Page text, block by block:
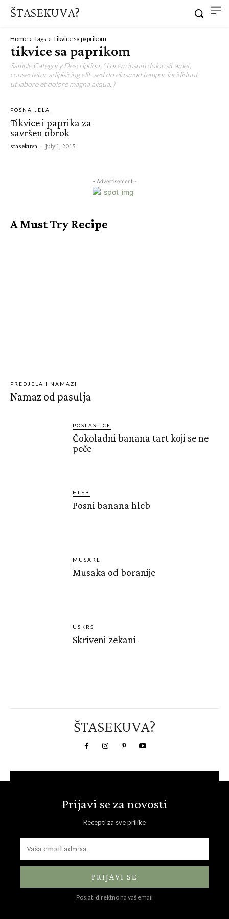
ŠTASEKUVA?
Home Tags Tikvice sa paprikom
tikvice sa paprikom
Sample Category Description. ( Lorem ipsum dolor sit amet,
consectetur adipisicing elit, sed do eiusmod tempor incididunt
ut labore et dolore magna aliqua. )
POSNA JELA
Tikvice i paprika za
savršen obrok
stasekuva - July 1, 2015
- Advertisement -
A Must Try Recipe
PREDJELA I NAMAZI
Namaz od pasulja
POSLASTICE
Čokoladni banana tart koji se ne
peče
HLEB
Posni banana hleb
MUSAKE
Musaka od boranije
USKRS
Skriveni zekani
ŠTASEKUVA?
Prijavi se za novosti
Recepti za sve prilike
PRIJAVI SE
Poslati direktno na vaš email